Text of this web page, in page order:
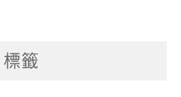
標籤